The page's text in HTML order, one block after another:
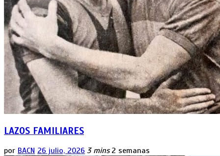
LAZOS FAMILIARES
por BACN 26 julio, 2026 3 mins 2 semanas